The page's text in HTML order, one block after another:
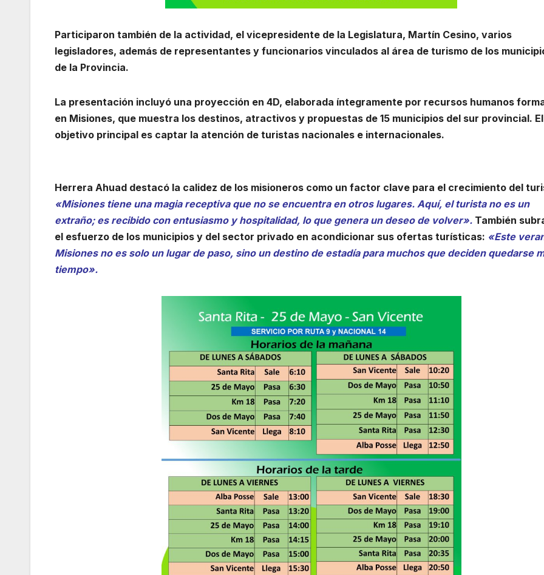
Participaron también de la actividad, el vicepresidente de la Legislatura, Martín Cesino, varios
legisladores, además de representantes y funcionarios vinculados al área de turismo de los
de la Provincia.
La presentación incluyó una proyección en 4D, elaborada íntegramente por recursos humanos
en Misiones, que muestra los destinos, atractivos y propuestas de 15 municipios del sur provincial. El
objetivo principal es captar la atención de turistas nacionales e internacionales.
Herrera Ahuad destacó la calidez de los misioneros como un factor clave para el crecimiento del
«Misiones tiene una magia receptiva que no se encuentra en otros lugares. Aquí, el turista no es un
extraño; es recibido con entusiasmo y hospitalidad, lo que genera un deseo de volver». También
el esfuerzo de los municipios y del sector privado en acondicionar sus ofertas turísticas: «Este
Misiones no es solo un lugar de paso, sino un destino de estadía para muchos que deciden quedarse
tiempo».